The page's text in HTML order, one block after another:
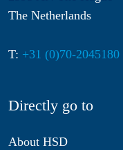
The Netherlands
T: +31 (0)70-2045180
Directly go to
About HSD